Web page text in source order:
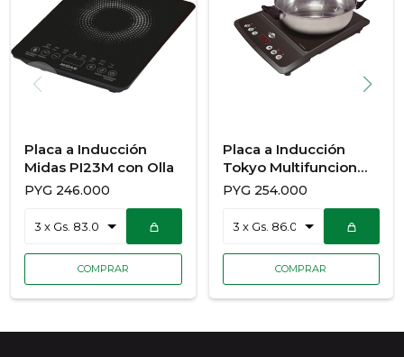
Placa a Inducción
Midas PI23M con Olla
PYG 246.000
Placa a Inducción
Tokyo Multifuncion
con Olla
PYG 254.000